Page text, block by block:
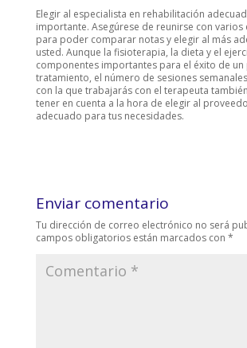
Elegir al especialista en rehabilitación
importante. Asegúrese de reunirse con varios
para poder comparar notas y elegir al más
usted. Aunque la fisioterapia, la dieta y el
componentes importantes para el éxito de un
tratamiento, el número de sesiones
con la que trabajarás con el terapeuta
tener en cuenta a la hora de elegir al
adecuado para tus necesidades.
Enviar comentario
Tu dirección de correo electrónico no será
campos obligatorios están marcados con *